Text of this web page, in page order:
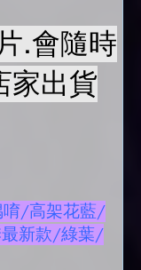
.會隨時
家出貨
唷/高架花藍/
新款/綠葉/